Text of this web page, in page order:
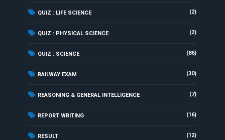
QUIZ : LIFE SCIENCE (2)
QUIZ : PHYSICAL SCIENCE (2)
QUIZ : SCIENCE (86)
RAILWAY EXAM (30)
REASONING & GENERAL INTELLIGENCE (7)
REPORT WRITING (16)
RESULT (12)